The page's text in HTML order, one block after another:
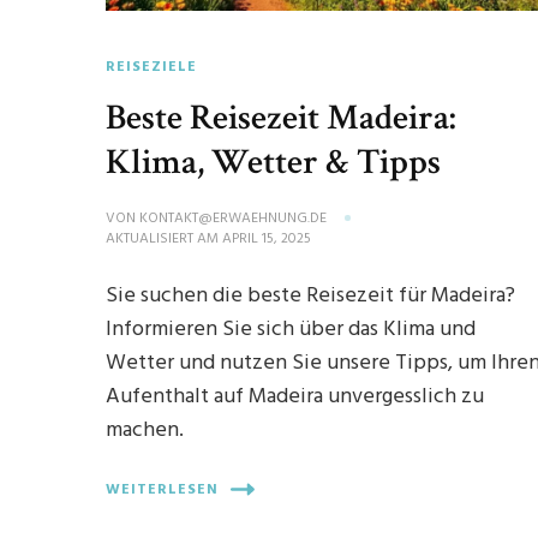
REISEZIELE
Beste Reisezeit Madeira:
Klima, Wetter & Tipps
VON KONTAKT@ERWAEHNUNG.DE
AKTUALISIERT AM APRIL 15, 2025
Sie suchen die beste Reisezeit für Madeira?
Informieren Sie sich über das Klima und
Wetter und nutzen Sie unsere Tipps, um
Aufenthalt auf Madeira unvergesslich zu
machen.
WEITERLESEN